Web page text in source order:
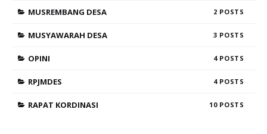
MUSREMBANG DESA 2
MUSYAWARAH DESA 3
OPINI 4
RPJMDES 4
RAPAT KORDINASI 10